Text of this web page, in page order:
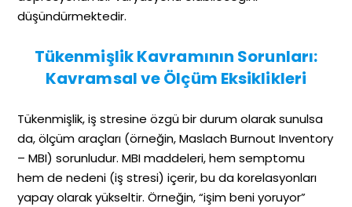
düşündürmektedir.
Tükenmişlik Kavramının Sorunları:
Kavramsal ve Ölçüm Eksiklikleri
Tükenmişlik, iş stresine özgü bir durum olarak sunulsa
da, ölçüm araçları (örneğin, Maslach Burnout Inventory
– MBI) sorunludur. MBI maddeleri, hem semptomu
hem de nedeni (iş stresi) içerir, bu da korelasyonları
yapay olarak yükseltir. Örneğin, “işim beni yoruyor”